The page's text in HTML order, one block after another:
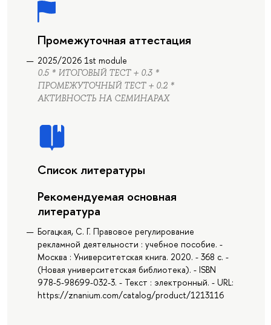
Промежуточная аттестация
2025/2026 1st module
0.5 * ИТОГОВЫЙ ТЕСТ + 0.3 *
ПРОМЕЖУТОЧНЫЙ ТЕСТ + 0.2 *
АКТИВНОСТЬ НА СЕМИНАРАХ
Список литературы
Рекомендуемая основная
литература
Богацкая, С. Г. Правовое регулирование
рекламной деятельности : учебное пособие. -
Москва : Университетская книга. 2020. - 368 с. -
(Новая университетская библиотека). - ISBN
978-5-98699-032-3. - Текст : электронный. - URL:
https://znanium.com/catalog/product/1213116